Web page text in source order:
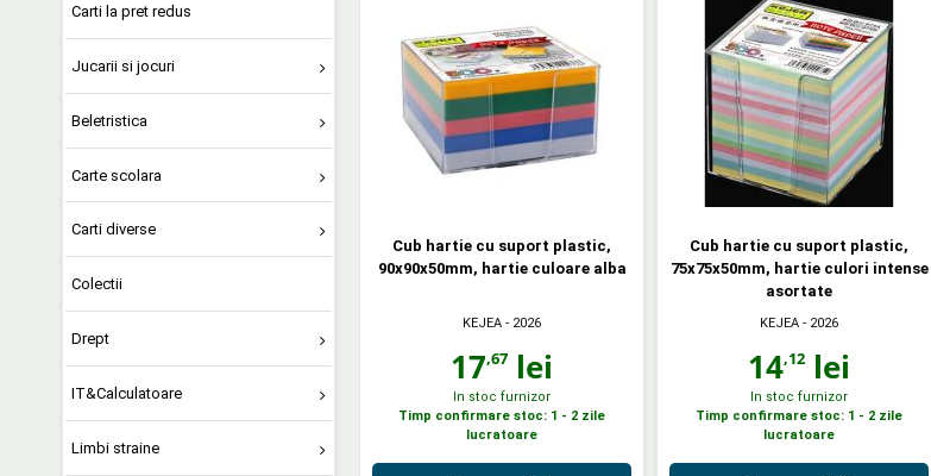
Carti la pret redus
Jucarii si jocuri
Beletristica
Carte scolara
Carti diverse
Colectii
Drept
IT&Calculatoare
Limbi straine
Cub hartie cu suport plastic,
90x90x50mm, hartie culoare alba
KEJEA - 2026
17,67 lei
In stoc furnizor
Timp confirmare stoc: 1 - 2 zile
lucratoare
Cub hartie cu suport plastic,
75x75x50mm, hartie culori intense
asortate
KEJEA - 2026
14,12 lei
In stoc furnizor
Timp confirmare stoc: 1 - 2 zile
lucratoare